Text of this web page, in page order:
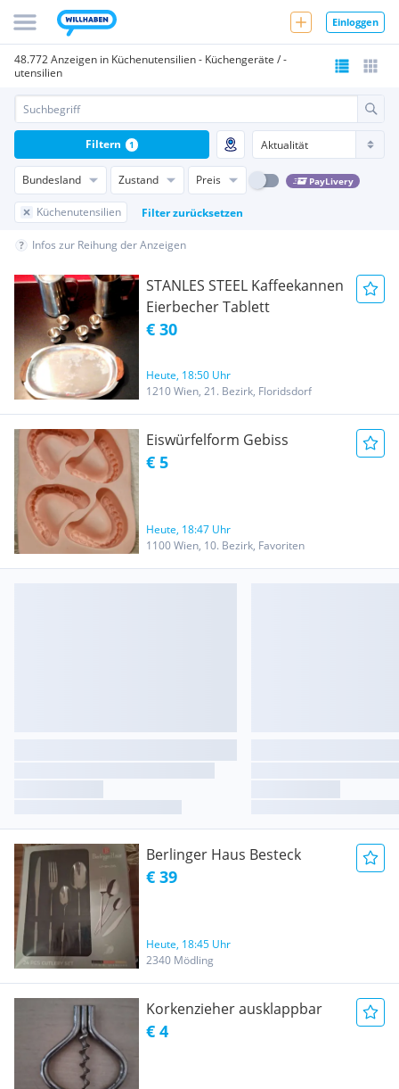
Einloggen
48.772 Anzeigen in Küchenutensilien - Küchengeräte / -
utensilien
Bundesland Zustand Preis PayLivery
Küchenutensilien Filter zurücksetzen
Filtern 1
Infos zur Reihung der Anzeigen
STANLES STEEL Kaffeekannen
Eierbecher Tablett
€ 30
Heute, 18:50 Uhr
1210 Wien, 21. Bezirk, Floridsdorf
Eiswürfelform Gebiss
€ 5
Heute, 18:47 Uhr
1100 Wien, 10. Bezirk, Favoriten
Berlinger Haus Besteck
€ 39
Heute, 18:45 Uhr
2340 Mödling
Korkenzieher ausklappbar
€ 4